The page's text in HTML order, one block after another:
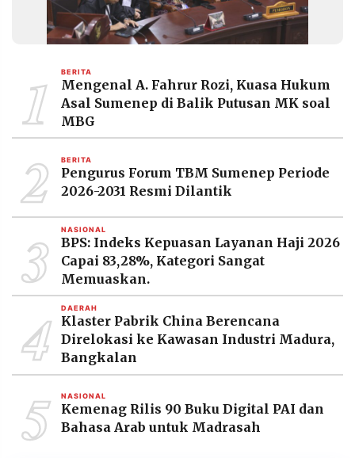
1 BERITA
Mengenal A. Fahrur Rozi, Kuasa Hukum
Asal Sumenep di Balik Putusan MK soal
MBG
2 BERITA
Pengurus Forum TBM Sumenep Periode
2026-2031 Resmi Dilantik
3 NASIONAL
BPS: Indeks Kepuasan Layanan Haji 2026
Capai 83,28%, Kategori Sangat
Memuaskan.
4 DAERAH
Klaster Pabrik China Berencana
Direlokasi ke Kawasan Industri Madura,
Bangkalan
5 NASIONAL
Kemenag Rilis 90 Buku Digital PAI dan
Bahasa Arab untuk Madrasah